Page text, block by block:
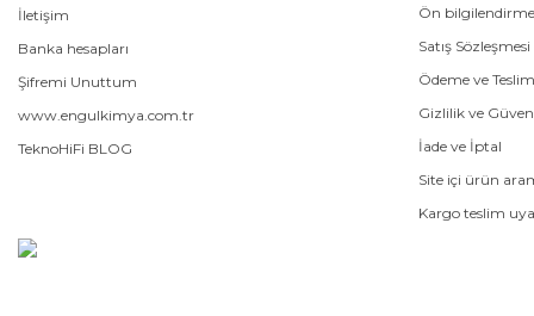
İletişim
Banka hesapları
Şifremi Unuttum
www.engulkimya.com.tr
TeknoHiFi BLOG
Ön
Satış Sözleşmesi
Ödeme ve
Gizlilik ve
İade ve İptal
Site içi ürün
Kargo teslim